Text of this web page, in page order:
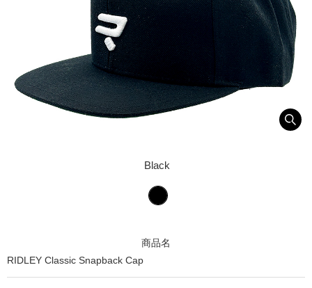
Black
商品名
RIDLEY Classic Snapback Cap